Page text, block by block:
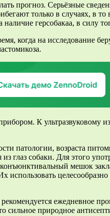
прогноз. Серьёзные
только в случаях, в
герсобакаа, в силу
когда на исследование
К ультразвуковому
патологии, возраста
глаз собаки. Для этого
мешок
рекомендуется
природное